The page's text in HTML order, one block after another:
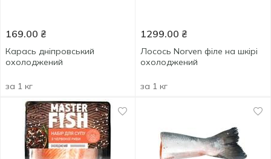
169.00 ₴
Карась дніпровський
охолоджений
за 1 кг
1299.00 ₴
Лосось Norven філе на шкірі
охолоджений
за 1 кг